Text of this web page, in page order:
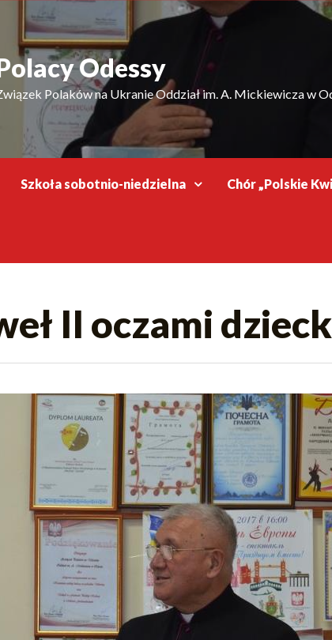
Odessy
Polaków na Ukranie Oddział im. A. Mickiewicza w
Szkoła sobotnio-niedzielna Chór „Polskie
II oczami